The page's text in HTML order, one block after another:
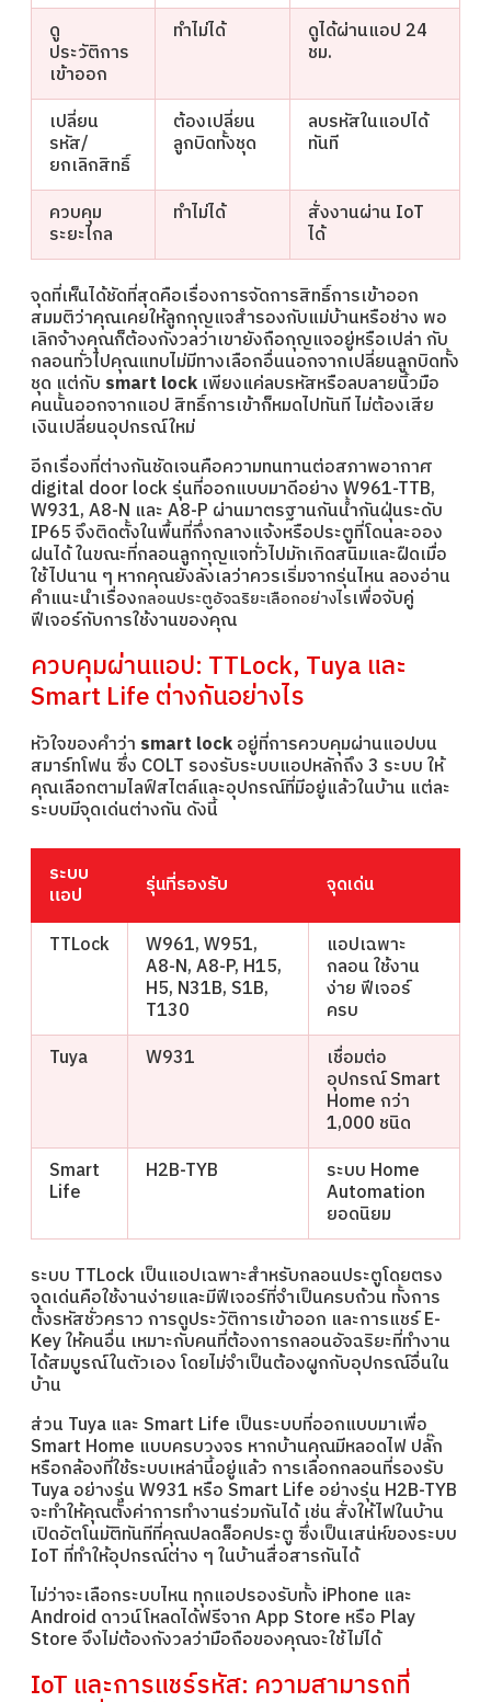
ดู
ประวัติการ
เข้าออก
ทำไม่ได้ ดูได้ผ่านแอป 24
ชม.
เปลี่ยน
รหัส/
ยกเลิกสิทธิ์
ต้องเปลี่ยน
ลูกบิดทั้งชุด
ลบรหัสในแอปได้
ทันที
ควบคุม
ระยะไกล
ทำไม่ได้ สั่งงานผ่าน IoT
ได้
จุดที่เห็นได้ชัดที่สุดคือเรื่องการจัดการสิทธิ์การเข้าออก
สมมติว่าคุณเคยให้ลูกกุญแจสำรองกับแม่บ้านหรือช่าง พอ
เลิกจ้างคุณก็ต้องกังวลว่าเขายังถือกุญแจอยู่หรือเปล่า กับ
กลอนทั่วไปคุณแทบไม่มีทางเลือกอื่นนอกจากเปลี่ยนลูกบิดทั้ง
ชุด แต่กับ smart lock เพียงแค่ลบรหัสหรือลบลายนิ้วมือ
คนนั้นออกจากแอป สิทธิ์การเข้าก็หมดไปทันที ไม่ต้องเสีย
เงินเปลี่ยนอุปกรณ์ใหม่
อีกเรื่องที่ต่างกันชัดเจนคือความทนทานต่อสภาพอากาศ
digital door lock รุ่นที่ออกแบบมาดีอย่าง W961-TTB,
W931, A8-N และ A8-P ผ่านมาตรฐานกันน้ำกันฝุ่นระดับ
IP65 จึงติดตั้งในพื้นที่กึ่งกลางแจ้งหรือประตูที่โดนละออง
ฝนได้ ในขณะที่กลอนลูกกุญแจทั่วไปมักเกิดสนิมและฝืดเมื่อ
ใช้ไปนาน ๆ หากคุณยังลังเลว่าควรเริ่มจากรุ่นไหน ลองอ่าน
คำแนะนำเรื่องกลอนประตูอัจฉริยะเลือกอย่างไรเพื่อจับคู่
ฟีเจอร์กับการใช้งานของคุณ
ควบคุมผ่านแอป: TTLock, Tuya และ
Smart Life ต่างกันอย่างไร
หัวใจของคำว่า smart lockอยู่ที่การควบคุมผ่านแอปบน
สมาร์ทโฟน ซึ่ง COLT รองรับระบบแอปหลักถึง 3 ระบบ ให้
คุณเลือกตามไลฟ์สไตล์และอุปกรณ์ที่มีอยู่แล้วในบ้าน แต่ละ
ระบบมีจุดเด่นต่างกัน ดังนี้
ระบบ
แอป รุ่นที่รองรับ จุดเด่น
TTLock W961, W951,
A8-N, A8-P, H15,
H5, N31B, S1B,
T130
แอปเฉพาะ
กลอน ใช้งาน
ง่าย ฟีเจอร์
ครบ
Tuya
W931 เชื่อมต่อ
อุปกรณ์ Smart
Home กว่า
1,000 ชนิด
Smart
Life
H2B-TYB ระบบ Home
Automation
ยอดนิยม
ระบบ TTLock เป็นแอปเฉพาะสำหรับกลอนประตูโดยตรง
จุดเด่นคือใช้งานง่ายและมีฟีเจอร์ที่จำเป็นครบถ้วน ทั้งการ
ตั้งรหัสชั่วคราว การดูประวัติการเข้าออก และการแชร์ E-
Key ให้คนอื่น เหมาะกับคนที่ต้องการกลอนอัจฉริยะที่ทำงาน
ได้สมบูรณ์ในตัวเอง โดยไม่จำเป็นต้องผูกกับอุปกรณ์อื่นใน
บ้าน
ส่วน Tuya และ Smart Life เป็นระบบที่ออกแบบมาเพื่อ
Smart Home แบบครบวงจร หากบ้านคุณมีหลอดไฟ ปลั๊ก
หรือกล้องที่ใช้ระบบเหล่านี้อยู่แล้ว การเลือกกลอนที่รองรับ
Tuya อย่างรุ่น W931 หรือ Smart Life อย่างรุ่น H2B-TYB
จะทำให้คุณตั้งค่าการทำงานร่วมกันได้ เช่น สั่งให้ไฟในบ้าน
เปิดอัตโนมัติทันทีที่คุณปลดล็อคประตู ซึ่งเป็นเสน่ห์ของระบบ
IoT ที่ทำให้อุปกรณ์ต่าง ๆ ในบ้านสื่อสารกันได้
ไม่ว่าจะเลือกระบบไหน ทุกแอปรองรับทั้ง iPhone และ
Android ดาวน์โหลดได้ฟรีจาก App Store หรือ Play
Store จึงไม่ต้องกังวลว่ามือถือของคุณจะใช้ไม่ได้
IoT และการแชร์รหัส: ความสามารถที่